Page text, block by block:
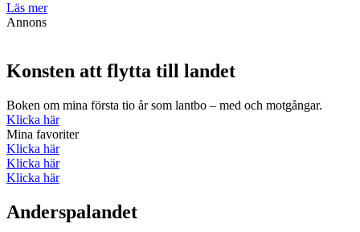
Läs mer
Annons
Konsten att flytta till landet
Boken om mina första tio år som lantbo – med och motgångar.
Klicka här
Mina favoriter
Klicka här
Klicka här
Klicka här
Anderspalandet